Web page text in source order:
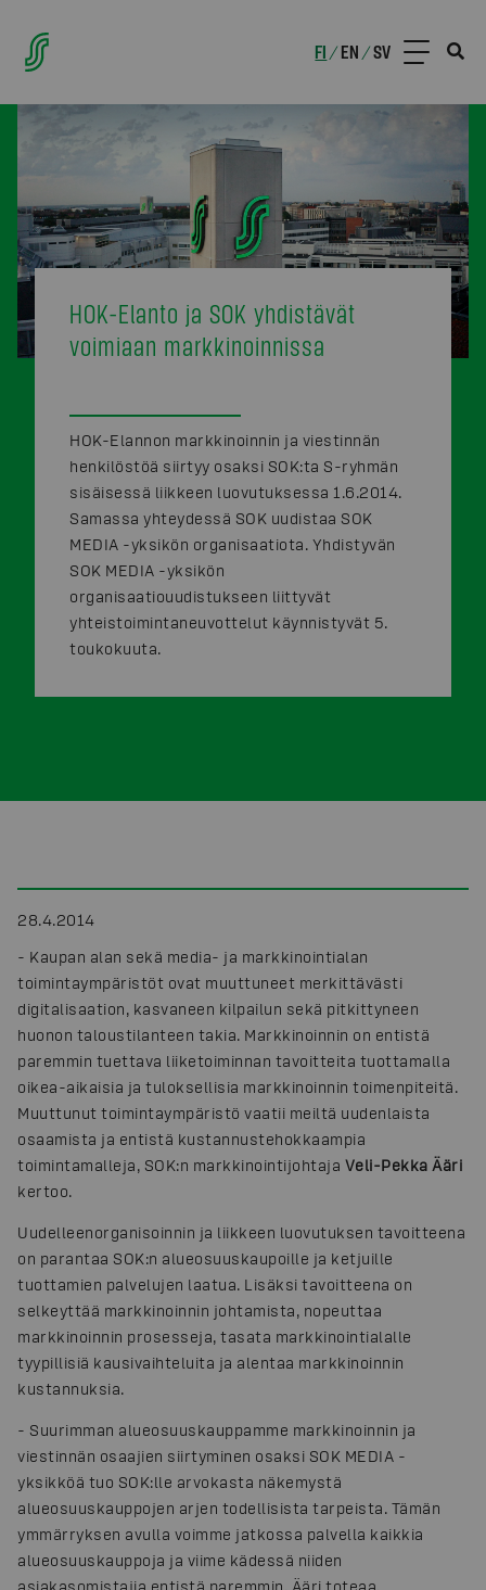
FI /EN /SV
HOK-Elanto ja SOK yhdistävät
voimiaan markkinoinnissa
HOK-Elannon markkinoinnin ja viestinnän
henkilöstöä siirtyy osaksi SOK:ta S-ryhmän
sisäisessä liikkeen luovutuksessa 1.6.2014.
Samassa yhteydessä SOK uudistaa SOK
MEDIA -yksikön organisaatiota. Yhdistyvän
SOK MEDIA -yksikön
organisaatiouudistukseen liittyvät
yhteistoimintaneuvottelut käynnistyvät 5.
toukokuuta.
28.4.2014
- Kaupan alan sekä media- ja markkinointialan
toimintaympäristöt ovat muuttuneet merkittävästi
digitalisaation, kasvaneen kilpailun sekä pitkittyneen
huonon taloustilanteen takia. Markkinoinnin on entistä
paremmin tuettava liiketoiminnan tavoitteita tuottamalla
oikea-aikaisia ja tuloksellisia markkinoinnin toimenpiteitä.
Muuttunut toimintaympäristö vaatii meiltä uudenlaista
osaamista ja entistä kustannustehokkaampia
toimintamalleja, SOK:n markkinointijohtaja Veli-Pekka Ääri
kertoo.
Uudelleenorganisoinnin ja liikkeen luovutuksen tavoitteena
on parantaa SOK:n alueosuuskaupoille ja ketjuille
tuottamien palvelujen laatua. Lisäksi tavoitteena on
selkeyttää markkinoinnin johtamista, nopeuttaa
markkinoinnin prosesseja, tasata markkinointialalle
tyypillisiä kausivaihteluita ja alentaa markkinoinnin
kustannuksia.
- Suurimman alueosuuskauppamme markkinoinnin ja
viestinnän osaajien siirtyminen osaksi SOK MEDIA -
yksikköä tuo SOK:lle arvokasta näkemystä
alueosuuskauppojen arjen todellisista tarpeista. Tämän
ymmärryksen avulla voimme jatkossa palvella kaikkia
alueosuuskauppoja ja viime kädessä niiden
asiakasomistajia entistä paremmin, Ääri toteaa.